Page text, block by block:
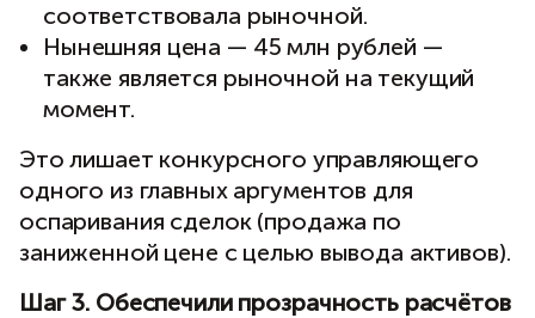
соответствовала рыночной.
Нынешняя цена — 45 млн рублей —
также является рыночной на текущий
момент.
Это лишает конкурсного управляющего
одного из главных аргументов для
оспаривания сделок (продажа по
заниженной цене с целью вывода активов).
Шаг 3. Обеспечили прозрачность расчётов